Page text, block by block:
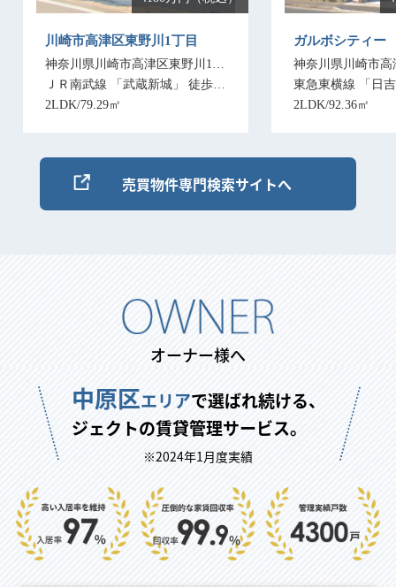
売買物件専門検索サイトへ
オーナー様へ
中原区エリアで選ばれ続ける、
ジェクトの賃貸管理サービス。
※2024年1月度実績